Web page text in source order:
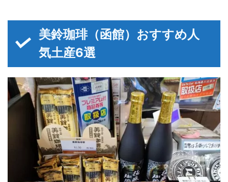
美鈴珈琲（函館）おすすめ人
気土産6選